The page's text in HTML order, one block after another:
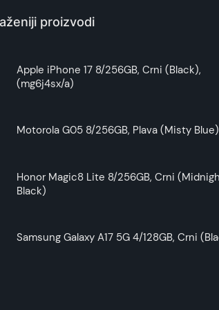
i fotografije artikala budu što
proizvodi
Apple iPhone 17 8/256GB, Crni (Black),
(mg6j4sx/a)
Motorola G05 8/256GB, Plava (Misty Blue)
Honor Magic8 Lite 8/256GB, Crni
Black)
Samsung Galaxy A17 5G 4/128GB, Crni